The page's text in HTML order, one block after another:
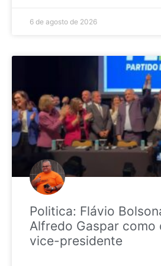
6 de agosto de 2026
Politica: Flávio
Alfredo Gaspar como
vice-presidente